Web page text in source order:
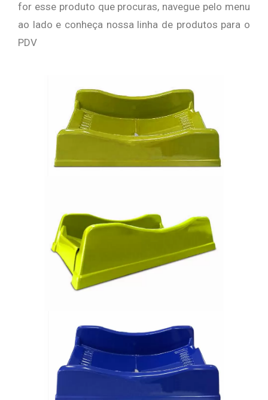
for esse produto que procuras, navegue pelo menu
ao lado e conheça nossa linha de produtos para o
PDV